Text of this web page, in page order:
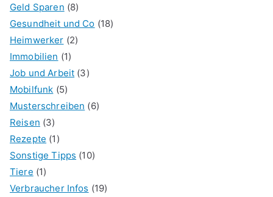
Geld Sparen (8)
Gesundheit und Co (18)
Heimwerker (2)
Immobilien (1)
Job und Arbeit (3)
Mobilfunk (5)
Musterschreiben (6)
Reisen (3)
Rezepte (1)
Sonstige Tipps (10)
Tiere (1)
Verbraucher Infos (19)